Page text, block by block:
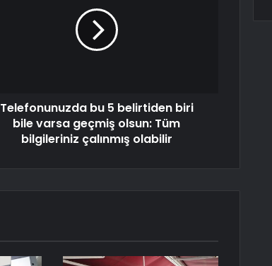
Telefonunuzda bu 5 belirtiden biri
bile varsa geçmiş olsun: Tüm
bilgileriniz çalınmış olabilir